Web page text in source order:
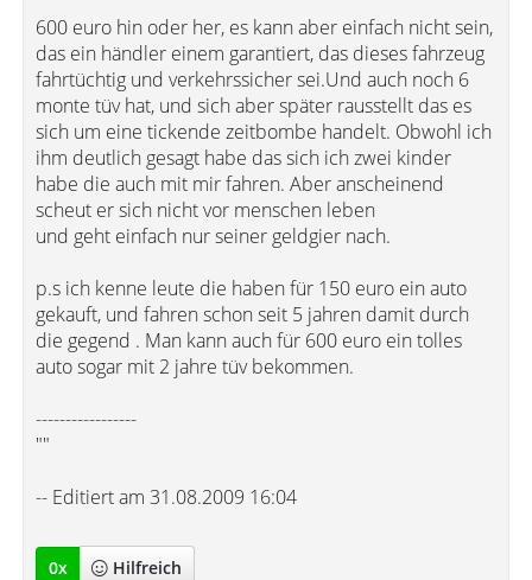
600 euro hin oder her, es kann aber einfach nicht sein,
das ein händler einem garantiert, das dieses fahrzeug
fahrtüchtig und verkehrssicher sei.Und auch noch 6
monte tüv hat, und sich aber später rausstellt das es
sich um eine tickende zeitbombe handelt. Obwohl ich
ihm deutlich gesagt habe das sich ich zwei kinder
habe die auch mit mir fahren. Aber anscheinend
scheut er sich nicht vor menschen leben
und geht einfach nur seiner geldgier nach.
p.s ich kenne leute die haben für 150 euro ein auto
gekauft, und fahren schon seit 5 jahren damit durch
die gegend . Man kann auch für 600 euro ein tolles
auto sogar mit 2 jahre tüv bekommen.
-----------------
""
-- Editiert am 31.08.2009 16:04
0x Hilfreich